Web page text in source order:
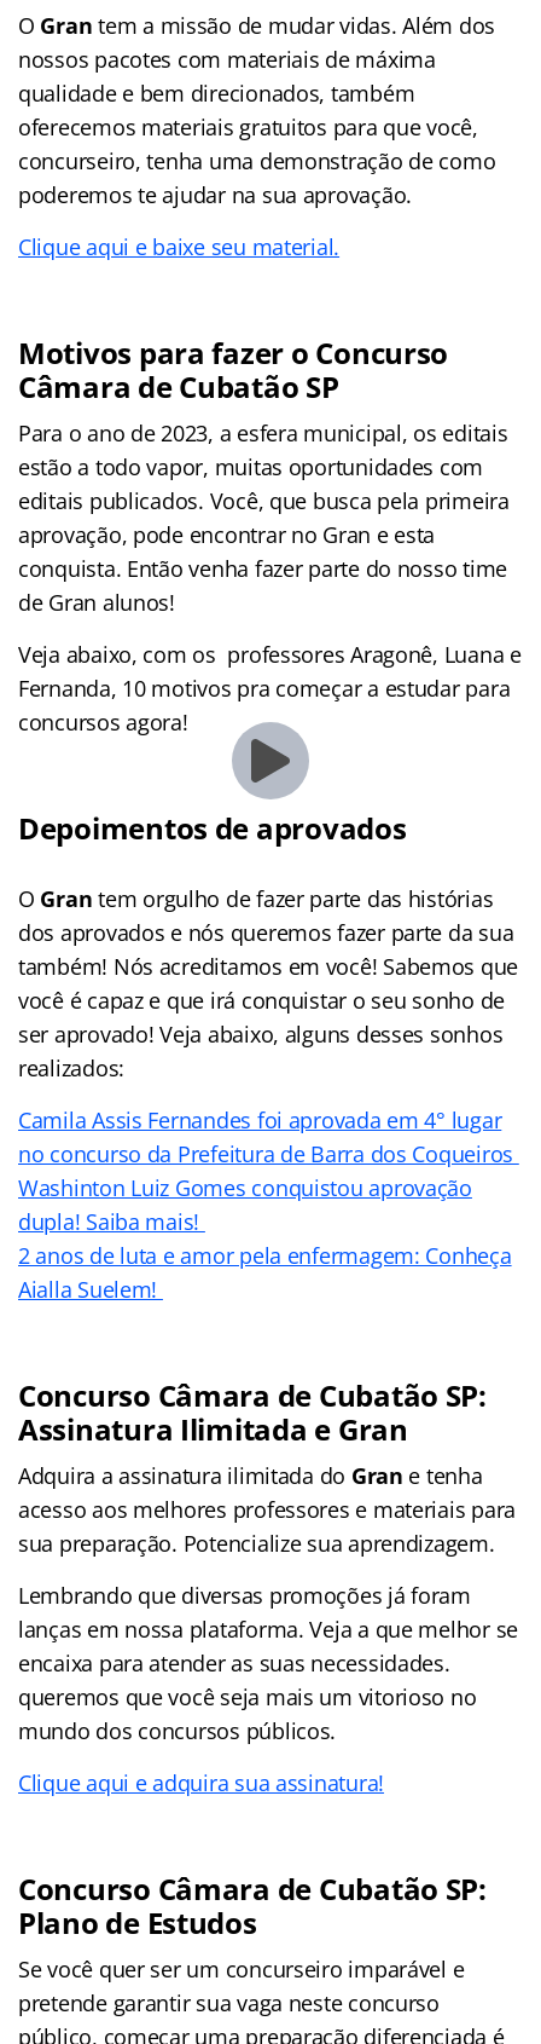
O Grantem a missão de mudar vidas. Além dos
nossos pacotes com materiais de máxima
qualidade e bem direcionados, também
oferecemos materiais gratuitos para que você,
concurseiro, tenha uma demonstração de como
poderemos te ajudar na sua aprovação.
Clique aqui e baixe seu material.
Motivos para fazer o Concurso
Câmara de Cubatão SP
Para o ano de 2023, a esfera municipal, os editais
estão a todo vapor, muitas oportunidades com
editais publicados. Você, que busca pela primeira
aprovação, pode encontrar no Gran e esta
conquista. Então venha fazer parte do nosso time
de Gran alunos!
Veja abaixo, com os professores Aragonê, Luana e
Fernanda, 10 motivos pra começar a estudar para
concursos agora!
Depoimentos de aprovados
O Gran tem orgulho de fazer parte das histórias
dos aprovados e nós queremos fazer parte da sua
também! Nós acreditamos em você! Sabemos que
você é capaz e que irá conquistar o seu sonho de
ser aprovado! Veja abaixo, alguns desses sonhos
realizados:
Camila Assis Fernandes foi aprovada em 4° lugar
no concurso da Prefeitura de Barra dos Coqueiros
Washinton Luiz Gomes conquistou aprovação
dupla! Saiba mais!
2 anos de luta e amor pela enfermagem: Conheça
Aialla Suelem!
Concurso Câmara de Cubatão SP:
Assinatura Ilimitada e Gran
Adquira a assinatura ilimitada do Gran e tenha
acesso aos melhores professores e materiais para
sua preparação. Potencialize sua aprendizagem.
Lembrando que diversas promoções já foram
lanças em nossa plataforma. Veja a que melhor se
encaixa para atender as suas necessidades.
queremos que você seja mais um vitorioso no
mundo dos concursos públicos.
Clique aqui e adquira sua assinatura!
Concurso Câmara de Cubatão SP:
Plano de Estudos
Se você quer ser um concurseiro imparável e
pretende garantir sua vaga neste concurso
público, começar uma preparação diferenciada é